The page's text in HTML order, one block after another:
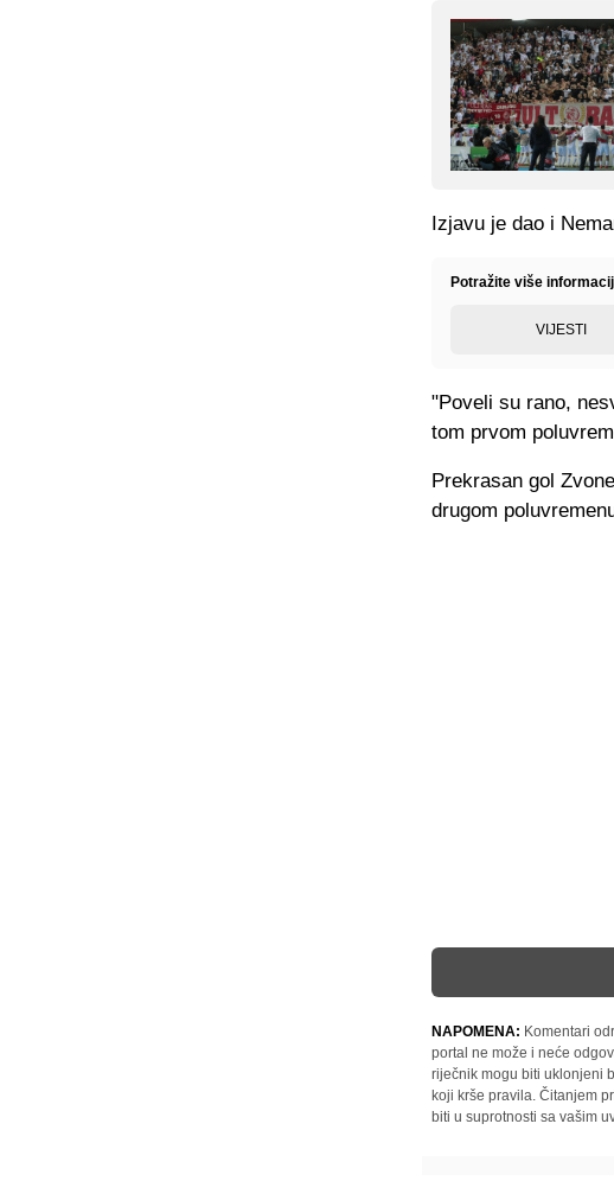
Izjavu je dao i
Potražite više
VIJESTI
"Poveli su rano,
tom prvom
Prekrasan gol
drugom
NAPOMENA: Komentari
portal ne može i neće
riječnik mogu biti uklonjeni
koji krše pravila. Čitanjem
biti u suprotnosti sa vašim